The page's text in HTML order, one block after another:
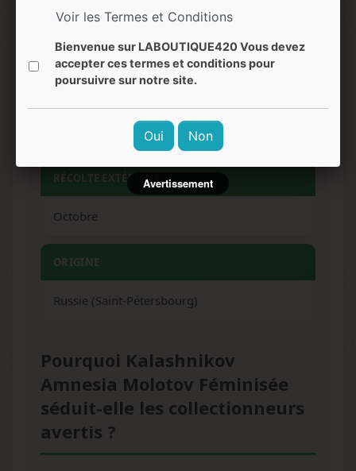
énergisant, sociable, créatif
RÉCOLTE EXTÉRIEUR
Octobre
ORIGINE
Russie (Saint-Pétersbourg)
Pourquoi Kalashnikov
Amnesia Molotov Féminisée
séduit-elle les collectionneurs
avertis ?
Voir les Termes et Conditions
Bienvenue sur LABOUTIQUE420 Vous devez
accepter ces termes et conditions pour
poursuivre sur notre site.
Oui Non
Avertissement